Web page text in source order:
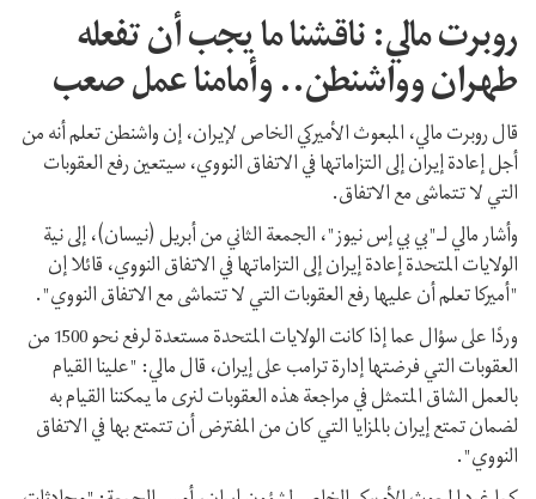
روبرت مالي: ناقشنا ما يجب أن تفعله
طهران وواشنطن.. وأمامنا عمل صعب
قال روبرت مالي، المبعوث الأميركي الخاص لإيران، إن واشنطن تعلم أنه من
أجل إعادة إيران إلى التزاماتها في الاتفاق النووي، سيتعين رفع العقوبات
التي لا تتماشى مع الاتفاق.
وأشار مالي لـ"بي بي إس نيوز"، الجمعة الثاني من أبريل (نيسان)، إلى نية
الولايات المتحدة إعادة إيران إلى التزاماتها في الاتفاق النووي، قائلا إن
"أميركا تعلم أن عليها رفع العقوبات التي لا تتماشى مع الاتفاق النووي".
وردًا على سؤال عما إذا كانت الولايات المتحدة مستعدة لرفع نحو 1500 من
العقوبات التي فرضتها إدارة ترامب على إيران، قال مالي: "علينا القيام
بالعمل الشاق المتمثل في مراجعة هذه العقوبات لنرى ما يمكننا القيام به
لضمان تمتع إيران بالمزايا التي كان من المفترض أن تتمتع بها في الاتفاق
النووي".